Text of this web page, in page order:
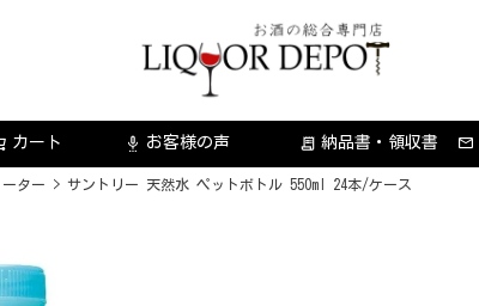
カート settings_voice お客様の声 receipt_long 納品書・領収書
ター サントリー 天然水 ペットボトル 550ml 24本/ケース